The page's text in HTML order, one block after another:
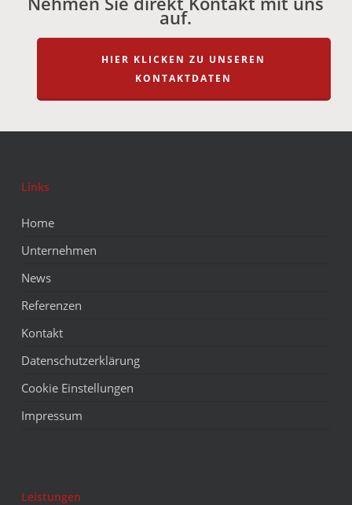
auf.
HIER KLICKEN ZU UNSEREN
KONTAKTDATEN
Links
Home
Unternehmen
News
Referenzen
Kontakt
Datenschutzerklärung
Cookie Einstellungen
Impressum
Leistungen